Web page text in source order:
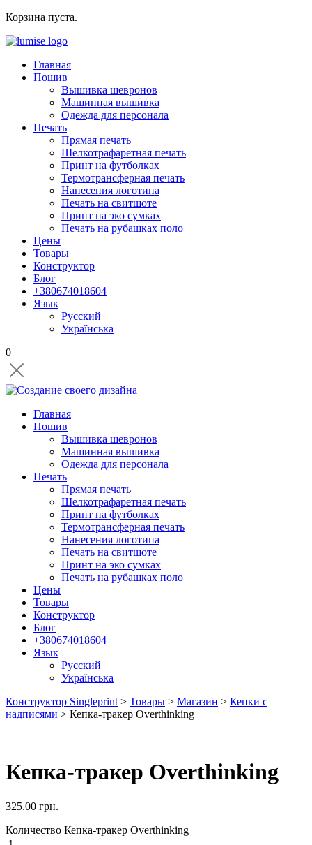
Корзина пуста.
Главная
Пошив
Вышивка шевронов
Машинная вышивка
Одежда для персонала
Печать
Прямая печать
Шелкотрафаретная печать
Принт на футболках
Термотрансферная печать
Нанесения логотипа
Печать на свитшоте
Принт на эко сумках
Печать на рубашках поло
Цены
Товары
Конструктор
Блог
+380674018604
Язык
Русский
Українська
0
Главная
Пошив
Вышивка шевронов
Машинная вышивка
Одежда для персонала
Печать
Прямая печать
Шелкотрафаретная печать
Принт на футболках
Термотрансферная печать
Нанесения логотипа
Печать на свитшоте
Принт на эко сумках
Печать на рубашках поло
Цены
Товары
Конструктор
Блог
+380674018604
Язык
Русский
Українська
Конструктор Singleprint > Товары > Магазин > Кепки с
надписями > Кепка-тракер Overthinking
Кепка-тракер Overthinking
325.00 грн.
Количество Кепка-тракер Overthinking